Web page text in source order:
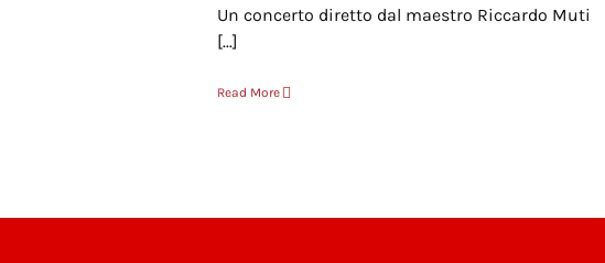
Un concerto diretto dal maestro Riccardo Muti
[...]
Read More